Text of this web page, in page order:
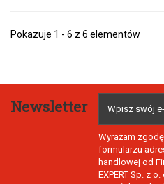
Pokazuje 1 - 6 z 6 elementów
Newsletter
Wyrażam
formularzu
handlowej od
EXPERT Sp. z